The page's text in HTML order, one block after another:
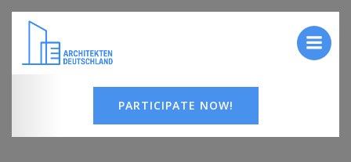
Zum
PARTICIPATE NOW!